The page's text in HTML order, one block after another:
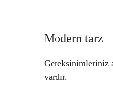
Modern tarz
Gereksinimleriniz
vardır.